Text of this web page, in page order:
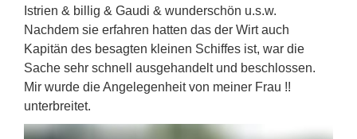
Istrien & billig & Gaudi & wunderschön u.s.w.
Nachdem sie erfahren hatten das der Wirt auch
Kapitän des besagten kleinen Schiffes ist, war die
Sache sehr schnell ausgehandelt und beschlossen.
Mir wurde die Angelegenheit von meiner Frau !!
unterbreitet.